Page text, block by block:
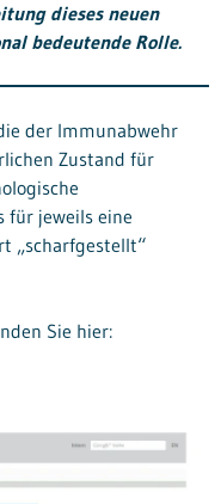
dieses neuen
bedeutende Rolle.
der Immunabwehr
Zustand für
für jeweils eine
„scharfgestellt“
Sie hier: